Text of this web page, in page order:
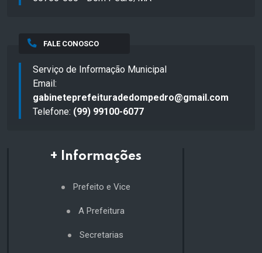
FALE CONOSCO
Serviço de Informação Municipal
Email:
gabineteprefeituradedompedro@gmail.com
Telefone: (99) 99100-6077
+ Informações
Prefeito e Vice
A Prefeitura
Secretarias